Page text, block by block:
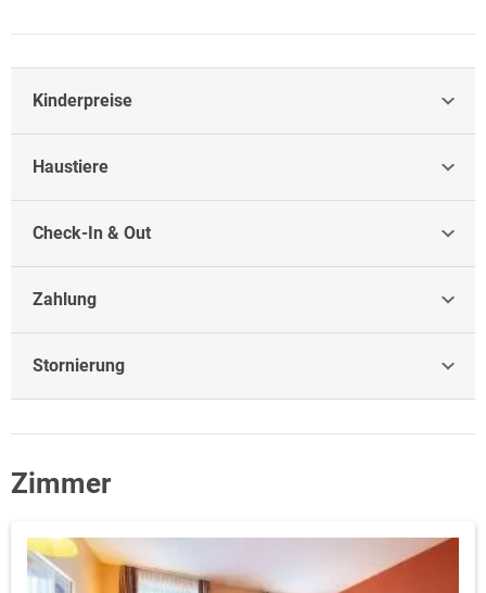
Kinderpreise
Haustiere
Check-In & Out
Zahlung
Stornierung
Zimmer